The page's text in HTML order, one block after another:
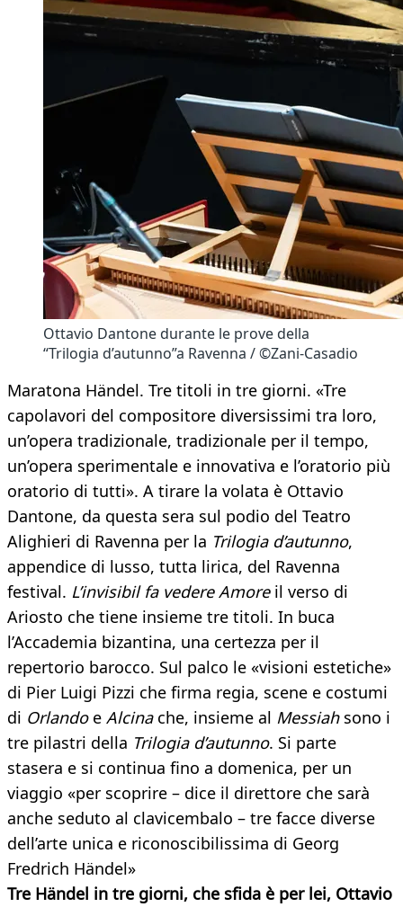
Ottavio Dantone durante le prove della
“Trilogia d’autunno”a Ravenna / ©Zani-Casadio
Maratona Händel. Tre titoli in tre giorni. «Tre
capolavori del compositore diversissimi tra loro,
un’opera tradizionale, tradizionale per il tempo,
un’opera sperimentale e innovativa e l’oratorio più
oratorio di tutti». A tirare la volata è Ottavio
Dantone, da questa sera sul podio del Teatro
Alighieri di Ravenna per la Trilogia d’autunno,
appendice di lusso, tutta lirica, del Ravenna
festival. L’invisibil fa vedere Amore il verso di
Ariosto che tiene insieme tre titoli. In buca
l’Accademia bizantina, una certezza per il
repertorio barocco. Sul palco le «visioni estetiche»
di Pier Luigi Pizzi che firma regia, scene e costumi
di Orlando e Alcinache, insieme al Messiahsono i
tre pilastri della Trilogia d’autunno. Si parte
stasera e si continua fino a domenica, per un
viaggio «per scoprire – dice il direttore che sarà
anche seduto al clavicembalo – tre facce diverse
dell’arte unica e riconoscibilissima di Georg
Fredrich Händel»
Tre Händel in tre giorni, che sfida è per lei, Ottavio